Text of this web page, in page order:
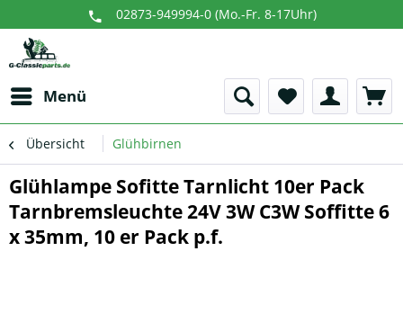
02873-949994-0 (Mo.-Fr. 8-17Uhr)
Menü
Übersicht Glühbirnen
Glühlampe Sofitte Tarnlicht 10er Pack
Tarnbremsleuchte 24V 3W C3W Soffitte 6
x 35mm, 10 er Pack p.f.